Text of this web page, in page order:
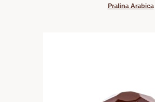
Pralina Arabica